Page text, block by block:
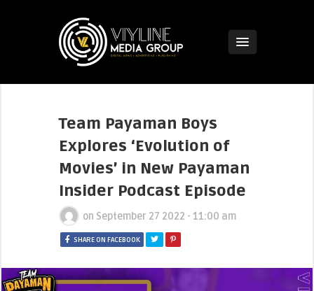
Team Payaman Boys
Explores ‘Evolution of
Movies’ in New Payaman
Insider Podcast Episode
on September 27 2022 - 11:00 am
SHARE ON FACEBOOK